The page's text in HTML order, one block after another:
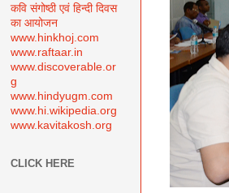
कवि संगोष्ठी एवं हिन्दी दिवस
का आयोजन
www.hinkhoj.com
www.raftaar.in
www.discoverable.or
g
www.hindyugm.com
www.hi.wikipedia.org
www.kavitakosh.org
CLICK HERE